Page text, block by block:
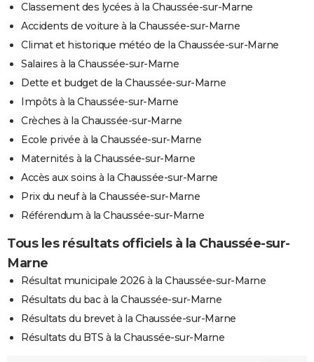
Classement des lycées à la Chaussée-sur-Marne
Accidents de voiture à la Chaussée-sur-Marne
Climat et historique météo de la Chaussée-sur-Marne
Salaires à la Chaussée-sur-Marne
Dette et budget de la Chaussée-sur-Marne
Impôts à la Chaussée-sur-Marne
Crèches à la Chaussée-sur-Marne
Ecole privée à la Chaussée-sur-Marne
Maternités à la Chaussée-sur-Marne
Accès aux soins à la Chaussée-sur-Marne
Prix du neuf à la Chaussée-sur-Marne
Référendum à la Chaussée-sur-Marne
Tous les résultats officiels à la Chaussée-sur-
Marne
Résultat municipale 2026 à la Chaussée-sur-Marne
Résultats du bac à la Chaussée-sur-Marne
Résultats du brevet à la Chaussée-sur-Marne
Résultats du BTS à la Chaussée-sur-Marne